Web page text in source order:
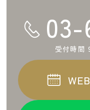
受付時間